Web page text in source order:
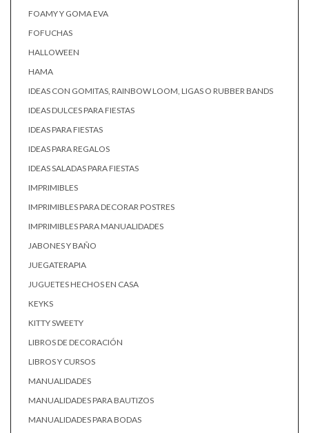
FOAMY Y GOMA EVA
FOFUCHAS
HALLOWEEN
HAMA
IDEAS CON GOMITAS, RAINBOW LOOM, LIGAS O RUBBER BANDS
IDEAS DULCES PARA FIESTAS
IDEAS PARA FIESTAS
IDEAS PARA REGALOS
IDEAS SALADAS PARA FIESTAS
IMPRIMIBLES
IMPRIMIBLES PARA DECORAR POSTRES
IMPRIMIBLES PARA MANUALIDADES
JABONES Y BAÑO
JUEGATERAPIA
JUGUETES HECHOS EN CASA
KEYKS
KITTY SWEETY
LIBROS DE DECORACIÓN
LIBROS Y CURSOS
MANUALIDADES
MANUALIDADES PARA BAUTIZOS
MANUALIDADES PARA BODAS